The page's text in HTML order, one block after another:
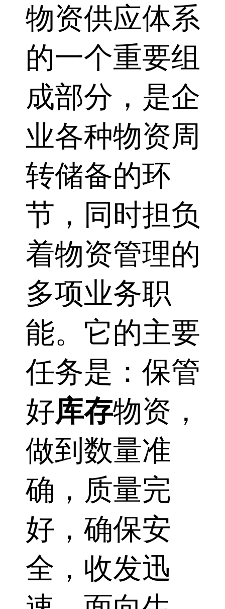
物资供应体系
的一个重要组
成部分，是企
业各种物资周
转储备的环
节，同时担负
着物资管理的
多项业务职
能。它的主要
任务是：保管
好库存物资，
做到数量准
确，质量完
好，确保安
全，收发迅